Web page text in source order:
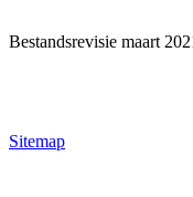
Bestandsrevisie maart
Sitemap